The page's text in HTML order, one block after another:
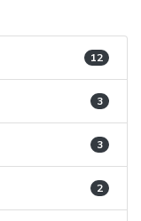
12
3
3
2